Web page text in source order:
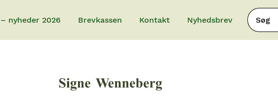
nyheder 2026 Brevkassen Kontakt Nyhedsbrev
Søg